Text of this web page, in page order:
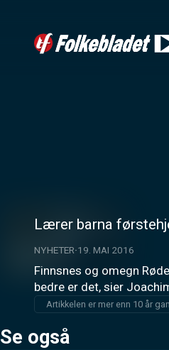
Lærer barna
NYHETER 19. MAI 2016
Finnsnes og omegn
bedre er det, sier
Artikkelen er mer enn 10 år
Se også